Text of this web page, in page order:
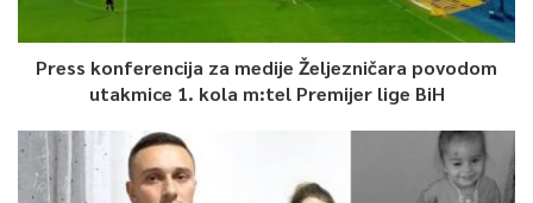
Press konferencija za medije Željezničara povodom
utakmice 1. kola m:tel Premijer lige BiH